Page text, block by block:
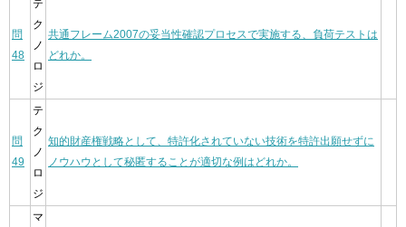
問
48
テ
ク
ノ
ロ
ジ
共通フレーム2007の妥当性確認プロセスで実施する、負荷テストは
どれか。
問
49
テ
ク
ノ
ロ
ジ
知的財産権戦略として、特許化されていない技術を特許出願せずに
ノウハウとして秘匿することが適切な例はどれか。
マ